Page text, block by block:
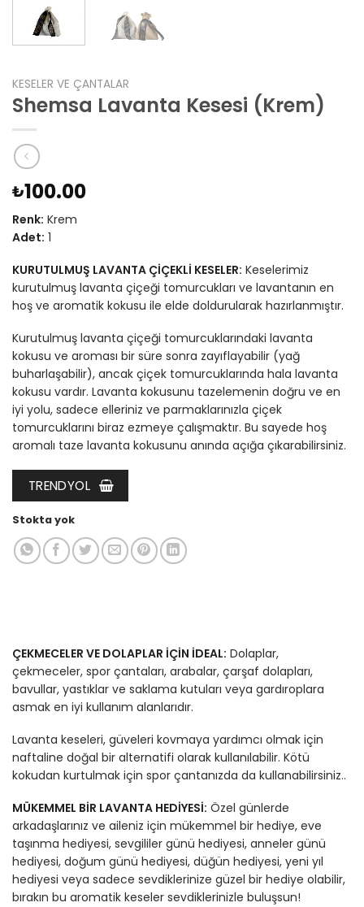
KESELER VE ÇANTALAR
Shemsa Lavanta Kesesi (Krem)
₺100.00
Renk: Krem
Adet: 1
KURUTULMUŞ LAVANTA ÇİÇEKLİ KESELER: Keselerimiz
kurutulmuş lavanta çiçeği tomurcukları ve lavantanın en
hoş ve aromatik kokusu ile elde doldurularak hazırlanmıştır.
Kurutulmuş lavanta çiçeği tomurcuklarındaki lavanta
kokusu ve aroması bir süre sonra zayıflayabilir (yağ
buharlaşabilir), ancak çiçek tomurcuklarında hala lavanta
kokusu vardır. Lavanta kokusunu tazelemenin doğru ve en
iyi yolu, sadece elleriniz ve parmaklarınızla çiçek
tomurcuklarını biraz ezmeye çalışmaktır. Bu sayede hoş
aromalı taze lavanta kokusunu anında açığa çıkarabilirsiniz.
TRENDYOL
Stokta yok
ÇEKMECELER VE DOLAPLAR İÇİN İDEAL: Dolaplar,
çekmeceler, spor çantaları, arabalar, çarşaf dolapları,
bavullar, yastıklar ve saklama kutuları veya gardıroplara
asmak en iyi kullanım alanlarıdır.
Lavanta keseleri, güveleri kovmaya yardımcı olmak için
naftaline doğal bir alternatifi olarak kullanılabilir. Kötü
kokudan kurtulmak için spor çantanızda da kullanabilirsiniz..
MÜKEMMEL BİR LAVANTA HEDİYESİ: Özel günlerde
arkadaşlarınız ve aileniz için mükemmel bir hediye, eve
taşınma hediyesi, sevgililer günü hediyesi, anneler günü
hediyesi, doğum günü hediyesi, düğün hediyesi, yeni yıl
hediyesi veya sadece sevdiklerinize güzel bir hediye olabilir,
bırakın bu aromatik keseler sevdiklerinizle buluşsun!